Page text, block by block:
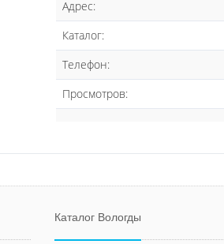
Адрес:
Каталог:
Телефон:
Просмотров:
Каталог Вологды